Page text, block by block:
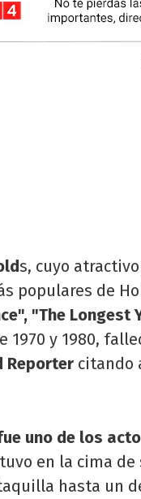
s, cuyo
populares de
"The Longest
1970 y 1980,
Reporter citando
uno de los
en la cima
hasta un